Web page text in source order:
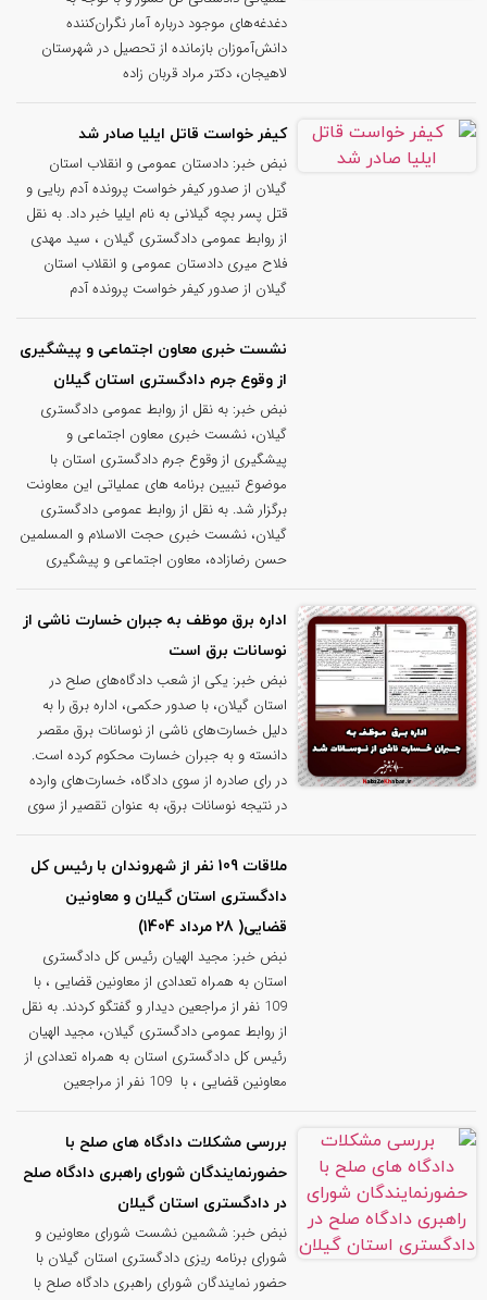
دغدغه‌های موجود درباره آمار نگران‌کننده
دانش‌آموزان بازمانده از تحصیل در شهرستان
لاهیجان، دکتر مراد قربان زاده
کیفر خواست قاتل ایلیا صادر شد
نبض خبر: دادستان عمومی و انقلاب استان
گیلان از صدور کیفر خواست پرونده آدم ربایی و
قتل پسر بچه گیلانی به نام ایلیا خبر داد. به نقل
از روابط عمومی دادگستری گیلان ، سید مهدی
فلاح میری دادستان عمومی و انقلاب استان
گیلان از صدور کیفر خواست پرونده آدم
نشست خبری معاون اجتماعی و پیشگیری
از وقوع جرم دادگستری استان گیلان
نبض خبر: به نقل از روابط عمومی دادگستری
گیلان، نشست خبری معاون اجتماعی و
پیشگیری از وقوع جرم دادگستری استان با
موضوع تبیین برنامه های عملیاتی این معاونت
برگزار شد‌. به نقل از روابط عمومی دادگستری
گیلان، نشست خبری حجت الاسلام و المسلمین
حسن رضازاده، معاون اجتماعی و پیشگیری
اداره برق موظف به جبران خسارت ناشی از
نوسانات برق است
نبض خبر: یکی از شعب دادگاه‌های صلح در
استان گیلان، با صدور حکمی، اداره برق را به
دلیل خسارت‌های ناشی از نوسانات برق مقصر
دانسته و به جبران خسارت محکوم کرده است.
در رای صادره از سوی دادگاه، خسارت‌های وارده
در نتیجه نوسانات برق، به عنوان تقصیر از سوی
ملاقات 109 نفر از شهروندان با رئیس ‌کل
دادگستری استان گیلان و معاونین
قضایی( 28 مرداد 1404)
نبض خبر: مجید الهیان رئیس کل دادگستری
استان به همراه تعدادی از معاونین قضایی ، با
109 نفر از مراجعین دیدار و گفتگو کردند. به نقل
از روابط عمومی دادگستری گیلان، مجید الهیان
رئیس کل دادگستری استان به همراه تعدادی از
معاونین قضایی ، با 109 نفر از مراجعین
بررسی مشکلات دادگاه های صلح با
حضورنمایندگان شورای راهبری دادگاه صلح
در دادگستری استان گیلان
نبض خبر: ششمین نشست شورای معاونین و
شورای برنامه ریزی دادگستری استان گیلان با
حضور نمایندگان شورای راهبری دادگاه صلح با